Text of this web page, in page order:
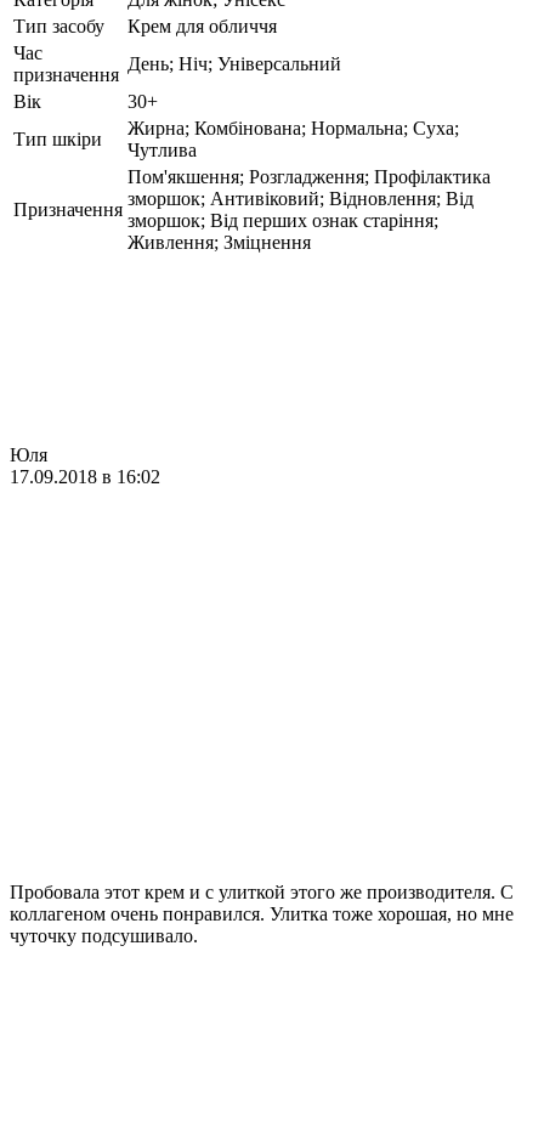
Тип засобу
Крем для обличчя
Час
призначення
День; Ніч; Універсальний
Вік
30+
Тип шкіри
Жирна; Комбінована; Нормальна; Суха;
Чутлива
Призначення
Пом'якшення; Розгладження; Профілактика
зморшок; Антивіковий; Відновлення; Від
зморшок; Від перших ознак старіння;
Живлення; Зміцнення
Юля
17.09.2018 в 16:02
Пробовала этот крем и с улиткой этого же производителя. С
коллагеном очень понравился. Улитка тоже хорошая, но мне
чуточку подсушивало.